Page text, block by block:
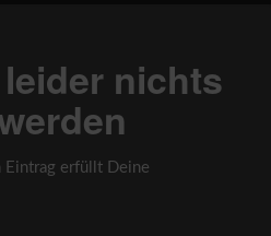
nichts
Eintrag erfüllt Deine